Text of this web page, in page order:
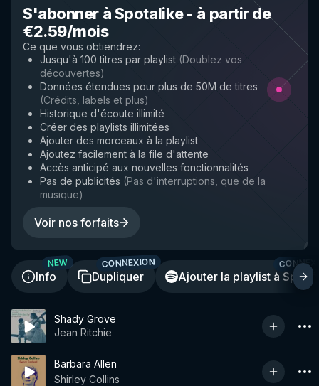
S'abonner à Spotalike- à partir de
€2.59/mois
Ce que vous obtiendrez:
Jusqu'à 100 titres par playlist (Doublez vos
découvertes)
Données étendues pour plus de 50M de titres
(Crédits, labels et plus)
Historique d'écoute illimité
Créer des playlists illimitées
Ajouter des morceaux à la playlist
Ajoutez facilement à la file d'attente
Accès anticipé aux nouvelles fonctionnalités
Pas de publicités (Pas d'interruptions, que de la
musique)
Voir nos forfaits
Info
NEW
Dupliquer
CONNEXION
Ajouter la playlist à
Shady Grove
Jean Ritchie
Barbara Allen
Shirley Collins